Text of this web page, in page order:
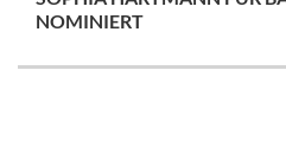
NOMINIERT